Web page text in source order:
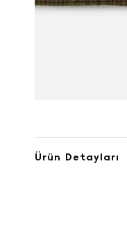
Ürün Detayları